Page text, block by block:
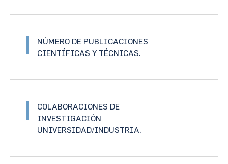
NÚMERO DE PUBLICACIONES
CIENTÍFICAS Y TÉCNICAS.
COLABORACIONES DE
INVESTIGACIÓN
UNIVERSIDAD/INDUSTRIA.